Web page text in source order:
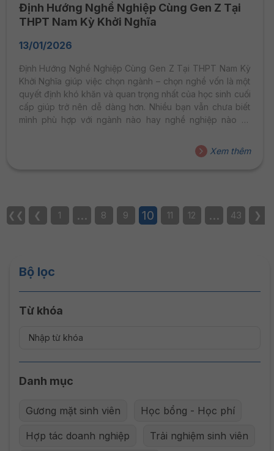
Định Hướng Nghề Nghiệp Cùng Gen Z Tại
THPT Nam Kỳ Khởi Nghĩa
13/01/2026
Định Hướng Nghề Nghiệp Cùng Gen Z Tại THPT Nam Kỳ
Khởi Nghĩa giúp việc chọn ngành – chọn nghề vốn là một
quyết định khó khăn và quan trọng nhất của học sinh cuối
cấp giúp trở nên dễ dàng hơn. Nhiều bạn vẫn chưa biết
mình phù hợp với ngành nào hay nghề nghiệp nào sẽ
bắt đầu suy nghĩ về tương lai, thế hệ Gen Z tại trường
THPT Nam Kỳ Khởi Nghĩa đã sớm chủ động tìm câu trả lời
Xem thêm
❮❮ ❮ 1 … 8 9 10 11 12 … 43 ❯
Bộ lọc
Từ khóa
Danh mục
Gương mặt sinh viên Học bổng - Học phí
Hợp tác doanh nghiệp Trải nghiệm sinh viên